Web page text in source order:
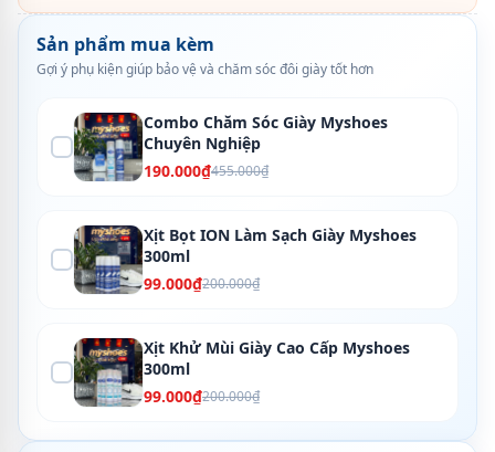
Sản phẩm mua kèm
Gợi ý phụ kiện giúp bảo vệ và chăm sóc đôi giày tốt hơn
Combo Chăm Sóc Giày Myshoes
Chuyên Nghiệp
190.000₫455.000₫
Xịt Bọt ION Làm Sạch Giày Myshoes
300ml
99.000₫200.000₫
Xịt Khử Mùi Giày Cao Cấp Myshoes
300ml
99.000₫200.000₫